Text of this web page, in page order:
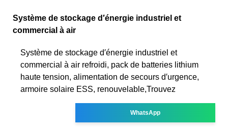
Système de stockage d′énergie industriel et
commercial à air
Système de stockage d′énergie industriel et
commercial à air refroidi, pack de batteries lithium
haute tension, alimentation de secours d′urgence,
armoire solaire ESS, renouvelable,Trouvez
WhatsApp